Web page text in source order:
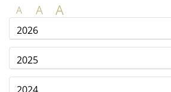
A A A
2026
2025